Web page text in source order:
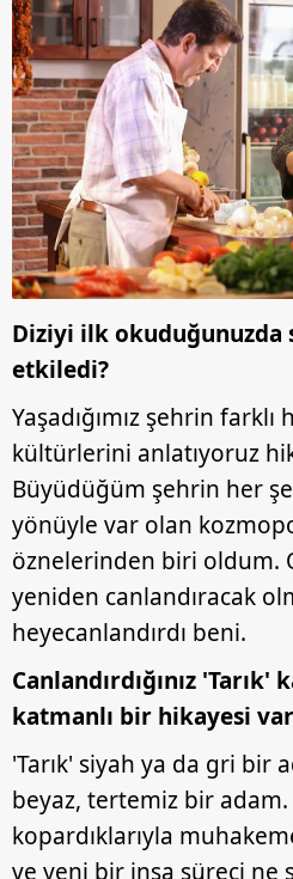
Diziyi ilk okuduğunuzda
etkiledi?
Yaşadığımız şehrin farklı
kültürlerini anlatıyoruz
Büyüdüğüm şehrin her
yönüyle var olan
öznelerinden biri oldum.
yeniden canlandıracak
heyecanlandırdı beni.
Canlandırdığınız
katmanlı bir hikayesi
'Tarık' siyah ya da gri bir
beyaz, tertemiz bir adam.
kopardıklarıyla
ve yeni bir inşa süreci ne